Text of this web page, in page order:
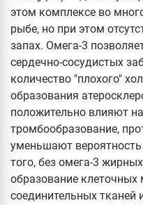
этом комплексе во
рыбе, но при этом
запах. Омега-3
сердечно-сосудистых
количество "плохого"
образования
положительно влияют
тромбообразование,
уменьшают
того, без омега-3
образование клеточных
соединительных тканей